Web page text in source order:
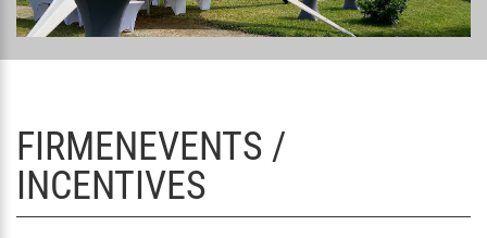
FIRMENEVENTS /
INCENTIVES